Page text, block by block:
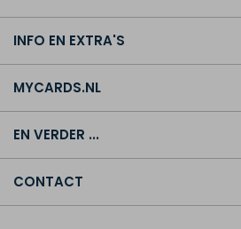
INFO EN EXTRA'S
MYCARDS.NL
EN VERDER ...
CONTACT